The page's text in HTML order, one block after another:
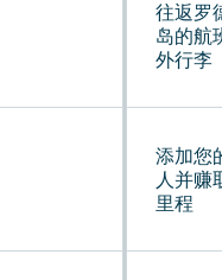
往返罗
岛的航
外行李
添加您
人并赚
里程